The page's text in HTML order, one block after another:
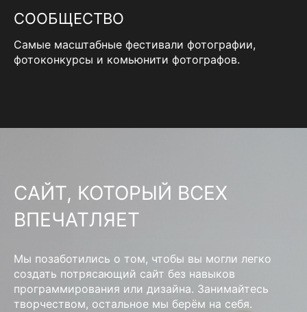
СООБЩЕСТВО
Самые масштабные фестивали фотографии,
фотоконкурсы и комьюнити фотографов.
САЙТ, КОТОРЫЙ ВСЕХ
ВПЕЧАТЛЯЕТ
Мы позаботились о том, чтобы вы могли легко
создать потрясающий сайт без навыков
программирования или дизайна. Занимайтесь
творчеством, остальное мы берём на себя.